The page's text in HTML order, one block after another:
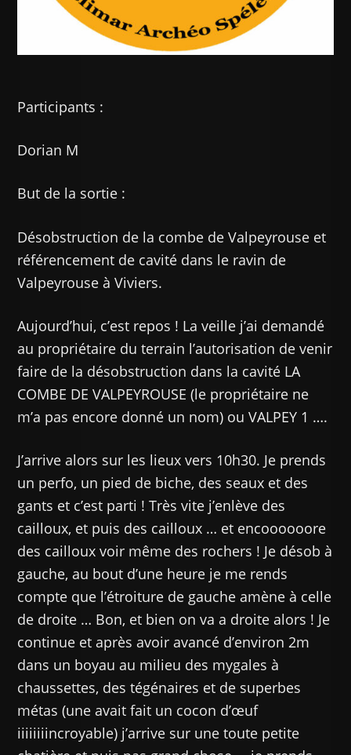
Participants :
Dorian M
But de la sortie :
Désobstruction de la combe de Valpeyrouse et
référencement de cavité dans le ravin de
Valpeyrouse à Viviers.
Aujourd’hui, c’est repos ! La veille j’ai demandé
au propriétaire du terrain l’autorisation de venir
faire de la désobstruction dans la cavité LA
COMBE DE VALPEYROUSE (le propriétaire ne
m’a pas encore donné un nom) ou VALPEY 1 ….
J’arrive alors sur les lieux vers 10h30. Je prends
un perfo, un pied de biche, des seaux et des
gants et c’est parti ! Très vite j’enlève des
cailloux, et puis des cailloux … et encoooooore
des cailloux voir même des rochers ! Je désob à
gauche, au bout d’une heure je me rends
compte que l’étroiture de gauche amène à celle
de droite … Bon, et bien on va a droite alors ! Je
continue et après avoir avancé d’environ 2m
dans un boyau au milieu des mygales à
chaussettes, des tégénaires et de superbes
métas (une avait fait un cocon d’œuf
iiiiiiiincroyable) j’arrive sur une toute petite